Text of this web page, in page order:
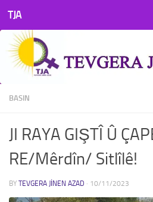
Skip to content
TJA
BASIN
JI RAYA GIŞTÎ Û
RE/Mêrdîn/ Sitlîlê!
BY TEVGERA JINEN AZAD · 10/11/2023